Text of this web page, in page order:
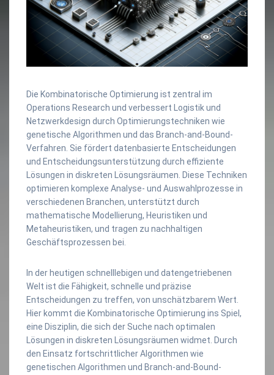
Die Kombinatorische Optimierung ist zentral im
Operations Research und verbessert Logistik und
Netzwerkdesign durch Optimierungstechniken wie
genetische Algorithmen und das Branch-and-Bound-
Verfahren. Sie fördert datenbasierte Entscheidungen
und Entscheidungsunterstützung durch effiziente
Lösungen in diskreten Lösungsräumen. Diese Techniken
optimieren komplexe Analyse- und Auswahlprozesse in
verschiedenen Branchen, unterstützt durch
mathematische Modellierung, Heuristiken und
Metaheuristiken, und tragen zu nachhaltigen
Geschäftsprozessen bei.
In der heutigen schnelllebigen und datengetriebenen
Welt ist die Fähigkeit, schnelle und präzise
Entscheidungen zu treffen, von unschätzbarem Wert.
Hier kommt die Kombinatorische Optimierung ins Spiel,
eine Disziplin, die sich der Suche nach optimalen
Lösungen in diskreten Lösungsräumen widmet. Durch
den Einsatz fortschrittlicher Algorithmen wie
genetischen Algorithmen und Branch-and-Bound-